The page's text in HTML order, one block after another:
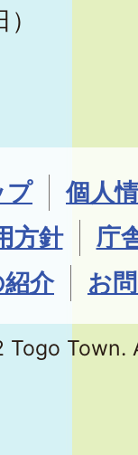
プ
個人
方針
庁
介
お
Town.